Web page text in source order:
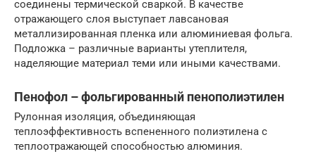
соединены термической сваркой. В качестве
отражающего слоя выступает лавсановая
металлизированная пленка или алюминиевая фольга.
Подложка – различные варианты утеплителя,
наделяющие материал теми или иными качествами.
Пенофол – фольгированный пенополиэтилен
Рулонная изоляция, объединяющая
теплоэффективность вспененного полиэтилена с
теплоотражающей способностью алюминия.